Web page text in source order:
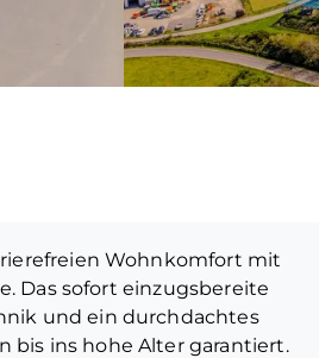
Wohnkomfort mit
Das sofort einzugsbereite
und ein durchdachtes
bis ins hohe Alter garantiert.